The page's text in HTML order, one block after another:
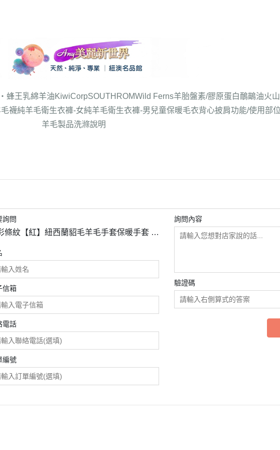
蜂王乳綿羊油KiwiCorpSOUTHROMWild Ferns羊胎盤素/膠原蛋白鴯鶓油火
襪純羊毛衛生衣褲-女純羊毛衛生衣褲-男 兒童保暖毛衣背心披肩功能/使用部位
羊毛製品洗滌說明
詢問
條紋【紅】紐西蘭貂毛羊毛手套保暖手套 高
信箱
電話
編號
詢問內容
驗證碼